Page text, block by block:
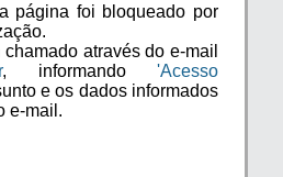
página foi bloqueado por
através do e-mail
, informando 'Acesso
e os dados informados
e-mail.